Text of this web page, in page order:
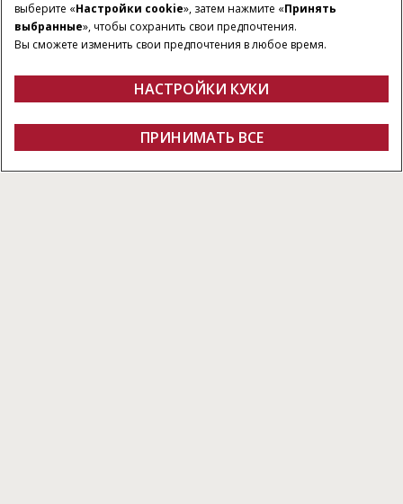
Получить предложение Найти дилера Fanshop
выберите «Настройки cookie», затем нажмите «Принять
выбранные», чтобы сохранить свои предпочтения.
Вы сможете изменить свои предпочтения в любое время.
НАСТРОЙКИ КУКИ
ПРИНИМАТЬ ВСЕ